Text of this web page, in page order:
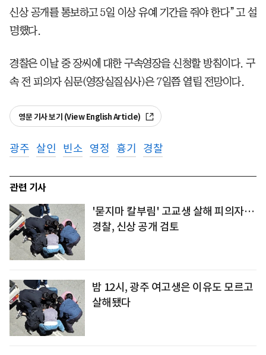
신상 공개를 통보하고 5일 이상 유예 기간을 줘야 한다”고 설
명했다.
경찰은 이날 중 장씨에 대한 구속영장을 신청할 방침이다. 구
속 전 피의자 심문(영장실질심사)은 7일쯤 열릴 전망이다.
영문 기사 보기 (View English Article)
광주 살인 빈소 영정 흉기 경찰
관련 기사
'묻지마 칼부림' 고교생 살해 피의자…
경찰, 신상 공개 검토
밤 12시, 광주 여고생은 이유도 모르고
살해됐다